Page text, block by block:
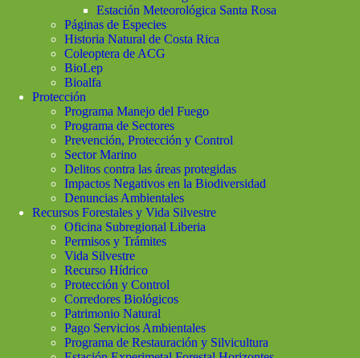
Estación Meteorológica Santa Rosa
Páginas de Especies
Historia Natural de Costa Rica
Coleoptera de ACG
BioLep
Bioalfa
Protección
Programa Manejo del Fuego
Programa de Sectores
Prevención, Protección y Control
Sector Marino
Delitos contra las áreas protegidas
Impactos Negativos en la Biodiversidad
Denuncias Ambientales
Recursos Forestales y Vida Silvestre
Oficina Subregional Liberia
Permisos y Trámites
Vida Silvestre
Recurso Hídrico
Protección y Control
Corredores Biológicos
Patrimonio Natural
Pago Servicios Ambientales
Programa de Restauración y Silvicultura